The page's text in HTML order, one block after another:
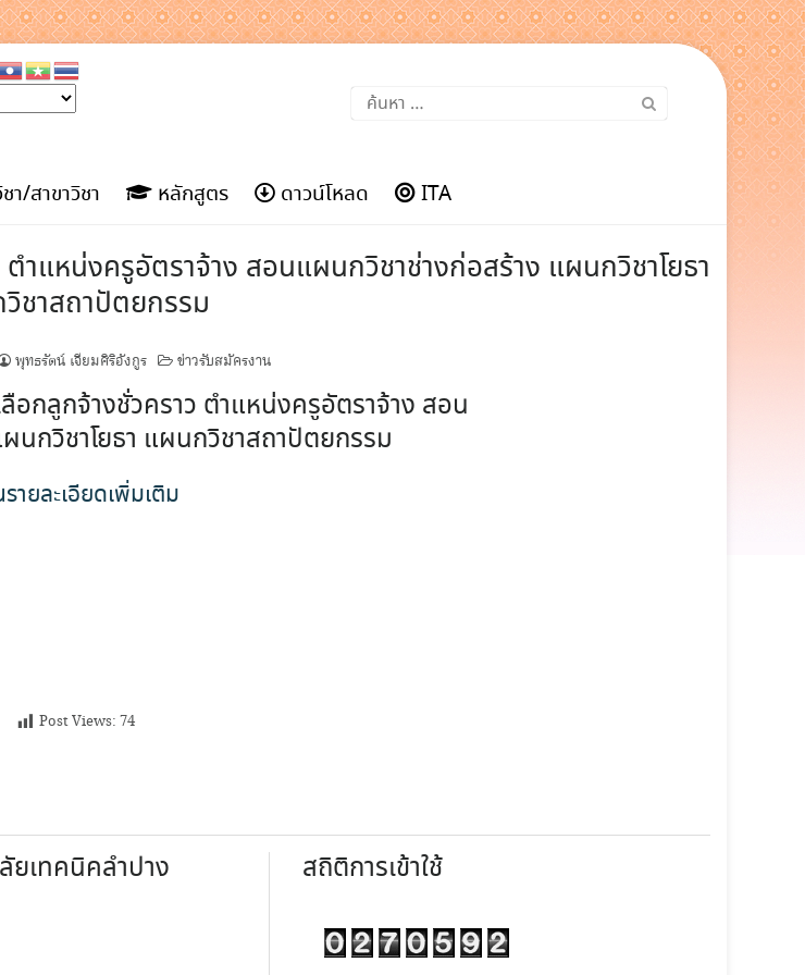
ค้นหา
สำหรับ:
/สาขาวิชา หลักสูตร ดาวน์โหลด ITA
แหน่งครูอัตราจ้าง สอนแผนกวิชาช่างก่อสร้าง แผนกวิชาโยธา
ชาสถาปัตยกรรม
พุทธรัตน์ เจียมศิริอังกูร ข่าวรับสมัครงาน
กลูกจ้างชั่วคราว ตำแหน่งครูอัตราจ้าง สอน
นกวิชาโยธา แผนกวิชาสถาปัตยกรรม
ายละเอียดเพิ่มเติม
Post Views: 74
ยเทคนิคลำปาง สถิติการเข้าใช้